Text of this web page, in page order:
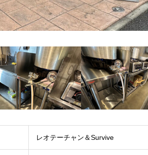
レオテーチャン＆Survive